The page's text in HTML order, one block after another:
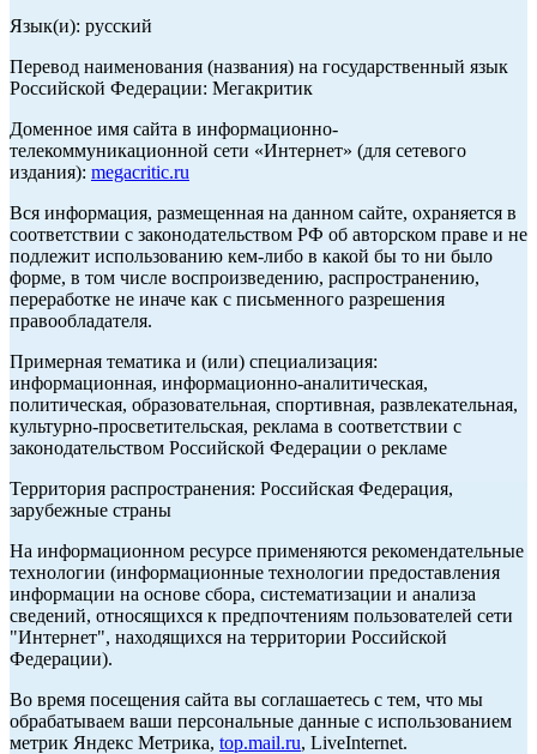
Язык(и): русский
Перевод наименования (названия) на государственный язык
Российской Федерации: Мегакритик
Доменное имя сайта в информационно-
телекоммуникационной сети «Интернет» (для сетевого
издания): megacritic.ru
Вся информация, размещенная на данном сайте, охраняется в
соответствии с законодательством РФ об авторском праве и не
подлежит использованию кем-либо в какой бы то ни было
форме, в том числе воспроизведению, распространению,
переработке не иначе как с письменного разрешения
правообладателя.
Примерная тематика и (или) специализация:
информационная, информационно-аналитическая,
политическая, образовательная, спортивная, развлекательная,
культурно-просветительская, реклама в соответствии с
законодательством Российской Федерации о рекламе
Территория распространения: Российская Федерация,
зарубежные страны
На информационном ресурсе применяются рекомендательные
технологии (информационные технологии предоставления
информации на основе сбора, систематизации и анализа
сведений, относящихся к предпочтениям пользователей сети
"Интернет", находящихся на территории Российской
Федерации).
Во время посещения сайта вы соглашаетесь с тем, что мы
обрабатываем ваши персональные данные с использованием
метрик Яндекс Метрика, top.mail.ru, LiveInternet.